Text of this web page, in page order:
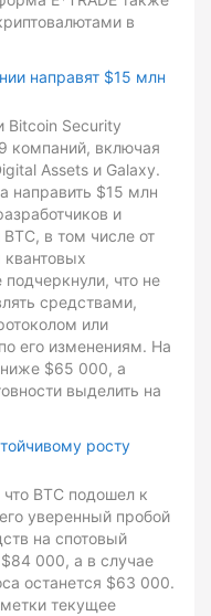
в
направят $15 млн
Bitcoin Security
компаний, включая
Assets и Galaxy.
направить $15 млн
и
в том числе от
что не
средствами,
или
его изменениям. На
ниже $65 000, а
выделить на
росту
что BTC подошел к
уверенный пробой
на спотовый
000, а в случае
останется $63 000.
текущее